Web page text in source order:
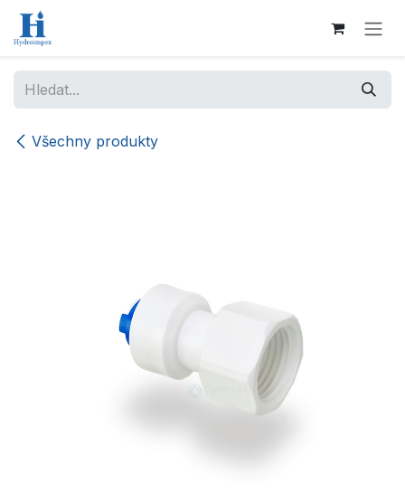
Přejít na obsah
Všechny produkty